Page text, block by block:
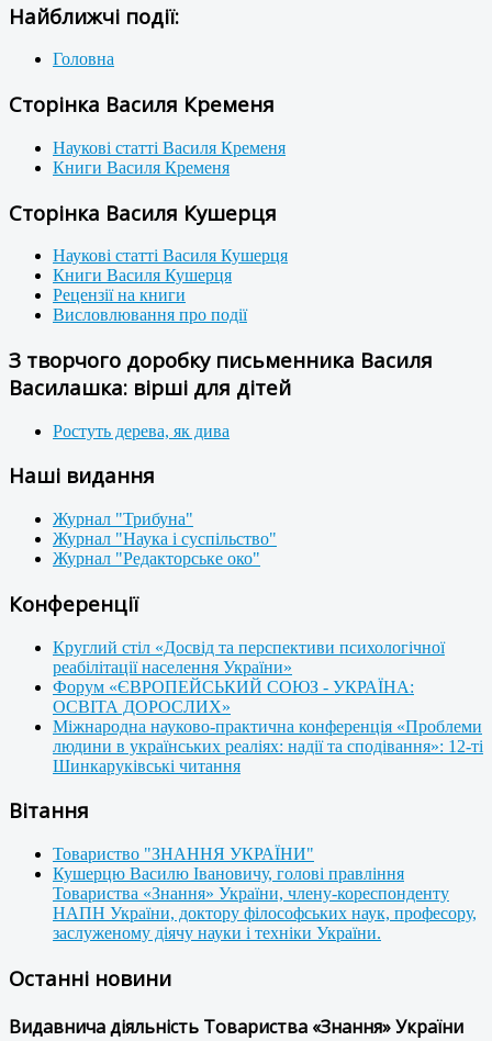
Найближчі події:
Головна
Сторінка Василя Кременя
Наукові статті Василя Кременя
Книги Василя Кременя
Сторінка Василя Кушерця
Наукові статті Василя Кушерця
Книги Василя Кушерця
Рецензії на книги
Висловлювання про події
З творчого доробку письменника Василя
Василашка: вірші для дітей
Ростуть дерева, як дива
Наші видання
Журнал "Трибуна"
Журнал "Наука і суспільство"
Журнал "Редакторське око"
Конференції
Круглий стіл «Досвід та перспективи психологічної
реабілітації населення України»
Форум «ЄВРОПЕЙСЬКИЙ СОЮЗ - УКРАЇНА:
ОСВІТА ДОРОСЛИХ»
Міжнародна науково-практична конференція «Проблеми
людини в українських реаліях: надії та сподівання»: 12-ті
Шинкаруківські читання
Вітання
Товариство "ЗНАННЯ УКРАЇНИ"
Кушерцю Василю Івановичу, голові правління
Товариства «Знання» України, члену-кореспонденту
НАПН України, доктору філософських наук, професору,
заслуженому діячу науки і техніки України.
Останні новини
Видавнича діяльність Товариства «Знання» України